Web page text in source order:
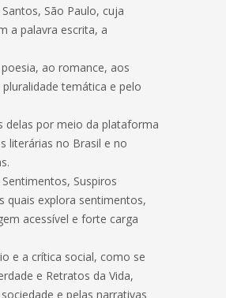
São Paulo, cuja
a palavra escrita, a
ao romance, aos
temática e pelo
delas por meio da plataforma
literárias no Brasil e no
Suspiros
quais explora sentimentos,
acessível e forte carga
e a crítica social, como se
e Retratos da Vida,
e pelas narrativas